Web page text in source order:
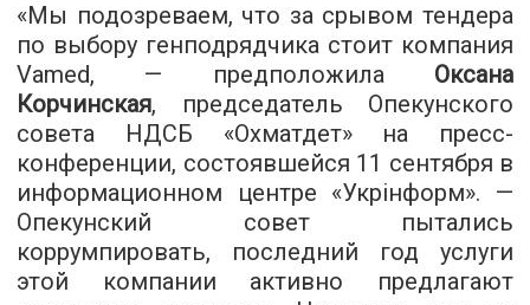
«Мы подозреваем, что за срывом тендера
по выбору генподрядчика стоит компания
Vamed, — предположила Оксана
Корчинская, председатель Опекунского
совета НДСБ «Охматдет» на пресс-
конференции, состоявшейся 11 сентября в
информационном центре «Укрінформ». —
Опекунский совет пытались
коррумпировать, последний год услуги
этой компании активно предлагают